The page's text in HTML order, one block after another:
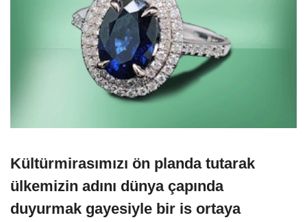
Kültürmirasımızı ön planda tutarak
ülkemizin adını dünya çapında
duyurmak gayesiyle bir is ortaya